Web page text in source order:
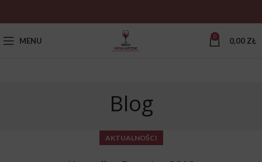
MENU 0 0,00 ZŁ
Blog
AKTUALNOŚCI